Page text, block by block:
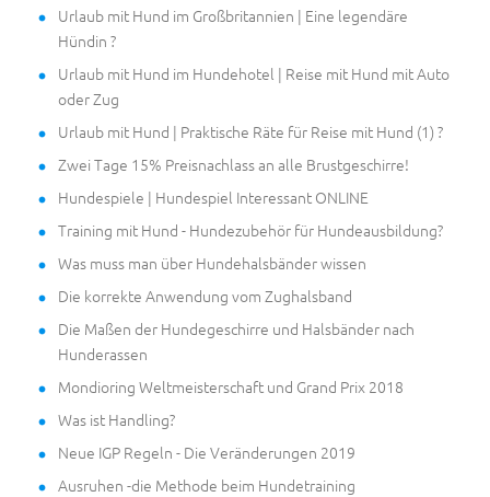
Urlaub mit Hund im Großbritannien | Eine legendäre
Hündin ?
Urlaub mit Hund im Hundehotel | Reise mit Hund mit Auto
oder Zug
Urlaub mit Hund | Praktische Räte für Reise mit Hund (1) ?
Zwei Tage 15% Preisnachlass an alle Brustgeschirre!
Hundespiele | Hundespiel Interessant ONLINE
Training mit Hund - Hundezubehör für Hundeausbildung?
Was muss man über Hundehalsbänder wissen
Die korrekte Anwendung vom Zughalsband
Die Maßen der Hundegeschirre und Halsbänder nach
Hunderassen
Mondioring Weltmeisterschaft und Grand Prix 2018
Was ist Handling?
Neue IGP Regeln - Die Veränderungen 2019
Ausruhen -die Methode beim Hundetraining